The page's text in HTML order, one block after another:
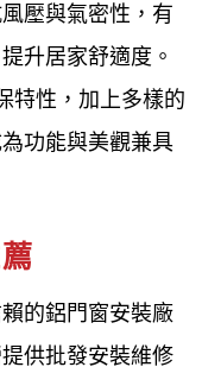
定的品質要求嚴
受的售後服務，
工廠自營，所以能
，我們希望為客
的鋁門窗問題交
鋁門窗服務，多
的新裝、設計、
壓與氣密性，有
升居家舒適度。
特性，加上多樣的
功能與美觀兼具
的鋁門窗安裝廠
供批發安裝維修